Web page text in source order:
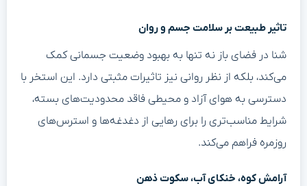
تاثیر طبیعت بر سلامت جسم و روان
شنا در فضای باز نه تنها به بهبود وضعیت جسمانی کمک
می‌کند، بلکه از نظر روانی نیز تاثیرات مثبتی دارد. این استخر با
دسترسی به هوای آزاد و محیطی فاقد محدودیت‌های بسته،
شرایط مناسب‌تری را برای رهایی از دغدغه‌ها و استرس‌های
روزمره فراهم می‌کند.
آرامش کوه، خنکای آب، سکوت ذهن